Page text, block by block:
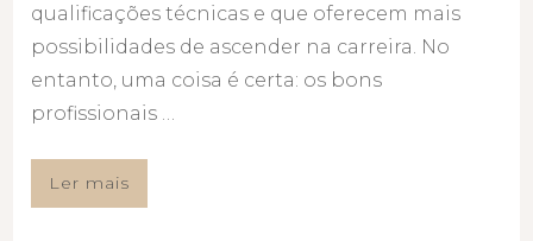
qualificações técnicas e que oferecem mais
possibilidades de ascender na carreira. No
entanto, uma coisa é certa: os bons
profissionais …
Ler mais